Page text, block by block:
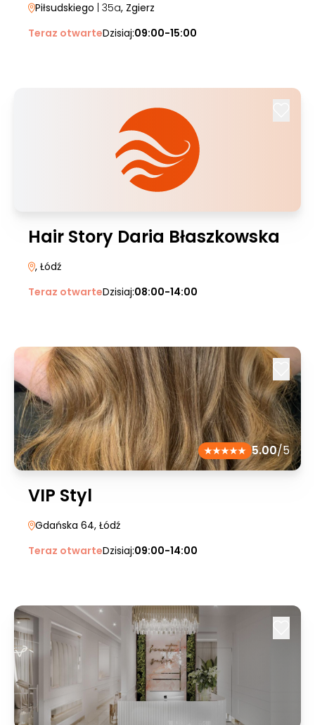
Piłsudskiego | 35a, Zgierz
Teraz otwarteDzisiaj:09:00-15:00
Hair Story Daria Błaszkowska
, Łódź
Teraz otwarteDzisiaj:08:00-14:00
5.00/5
VIP Styl
Gdańska 64, Łódź
Teraz otwarteDzisiaj:09:00-14:00